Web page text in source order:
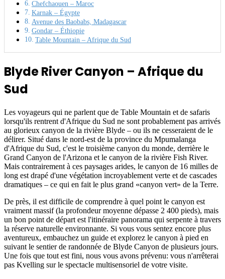
Chefchaouen – Maroc
Karnak – Égypte
Avenue des Baobabs, Madagascar
Gondar – Éthiopie
Table Mountain – Afrique du Sud
Blyde River Canyon – Afrique du
Sud
Les voyageurs qui ne parlent que de Table Mountain et de safaris
lorsqu'ils rentrent d'Afrique du Sud ne sont probablement pas arrivés
au glorieux canyon de la rivière Blyde – ou ils ne cesseraient de le
délirer. Situé dans le nord-est de la province du Mpumalanga
d'Afrique du Sud, c'est le troisième canyon du monde, derrière le
Grand Canyon de l'Arizona et le canyon de la rivière Fish River.
Mais contrairement à ces paysages arides, le canyon de 16 milles de
long est drapé d'une végétation incroyablement verte et de cascades
dramatiques – ce qui en fait le plus grand «canyon vert» de la Terre.
De près, il est difficile de comprendre à quel point le canyon est
vraiment massif (la profondeur moyenne dépasse 2 400 pieds), mais
un bon point de départ est l'itinéraire panorama qui serpente à travers
la réserve naturelle environnante. Si vous vous sentez encore plus
aventureux, embauchez un guide et explorez le canyon à pied en
suivant le sentier de randonnée de Blyde Canyon de plusieurs jours.
Une fois que tout est fini, nous vous avons prévenu: vous n'arrêterai
pas Kvelling sur le spectacle multisensoriel de votre visite.